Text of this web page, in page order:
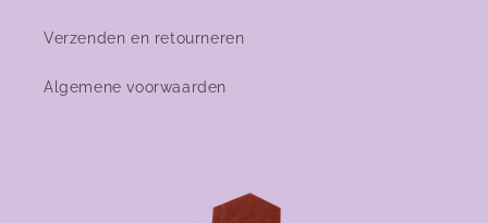
Verzenden en retourneren
Algemene voorwaarden